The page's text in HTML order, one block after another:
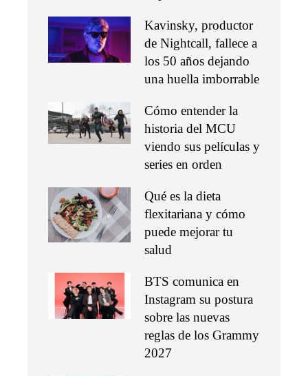
Kavinsky, productor
de Nightcall, fallece a
los 50 años dejando
una huella imborrable
Cómo entender la
historia del MCU
viendo sus películas y
series en orden
Qué es la dieta
flexitariana y cómo
puede mejorar tu
salud
BTS comunica en
Instagram su postura
sobre las nuevas
reglas de los Grammy
2027